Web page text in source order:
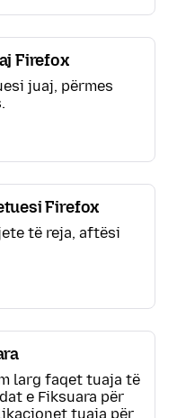
Firefox
juaj, përmes
Firefox
të reja, aftësi
larg faqet tuaja të
e Fiksuara për
tuaja për